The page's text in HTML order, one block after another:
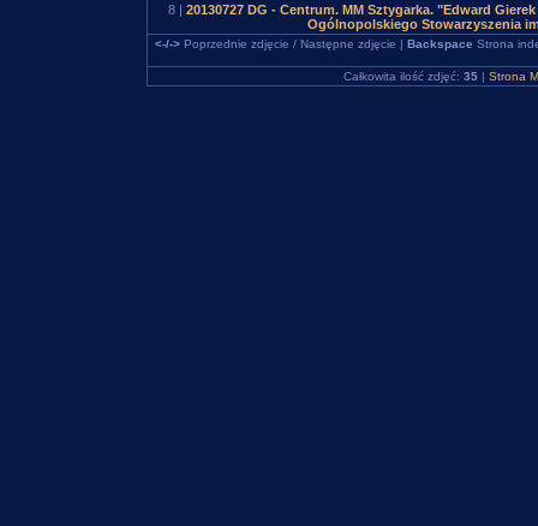
8 | 20130727 DG - Centrum. MM Sztygarka. "Edward
Ogólnopolskiego Stowarzyszenia
<-/->Poprzednie zdjęcie / Następne zdjęcie | Backspace Strona
Całkowita ilość zdjęć: 35 | Strona